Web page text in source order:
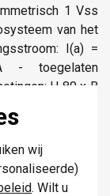
wij
. Wilt u
1 Vss
van het
I(a) =
- toegelaten
H 80 x B